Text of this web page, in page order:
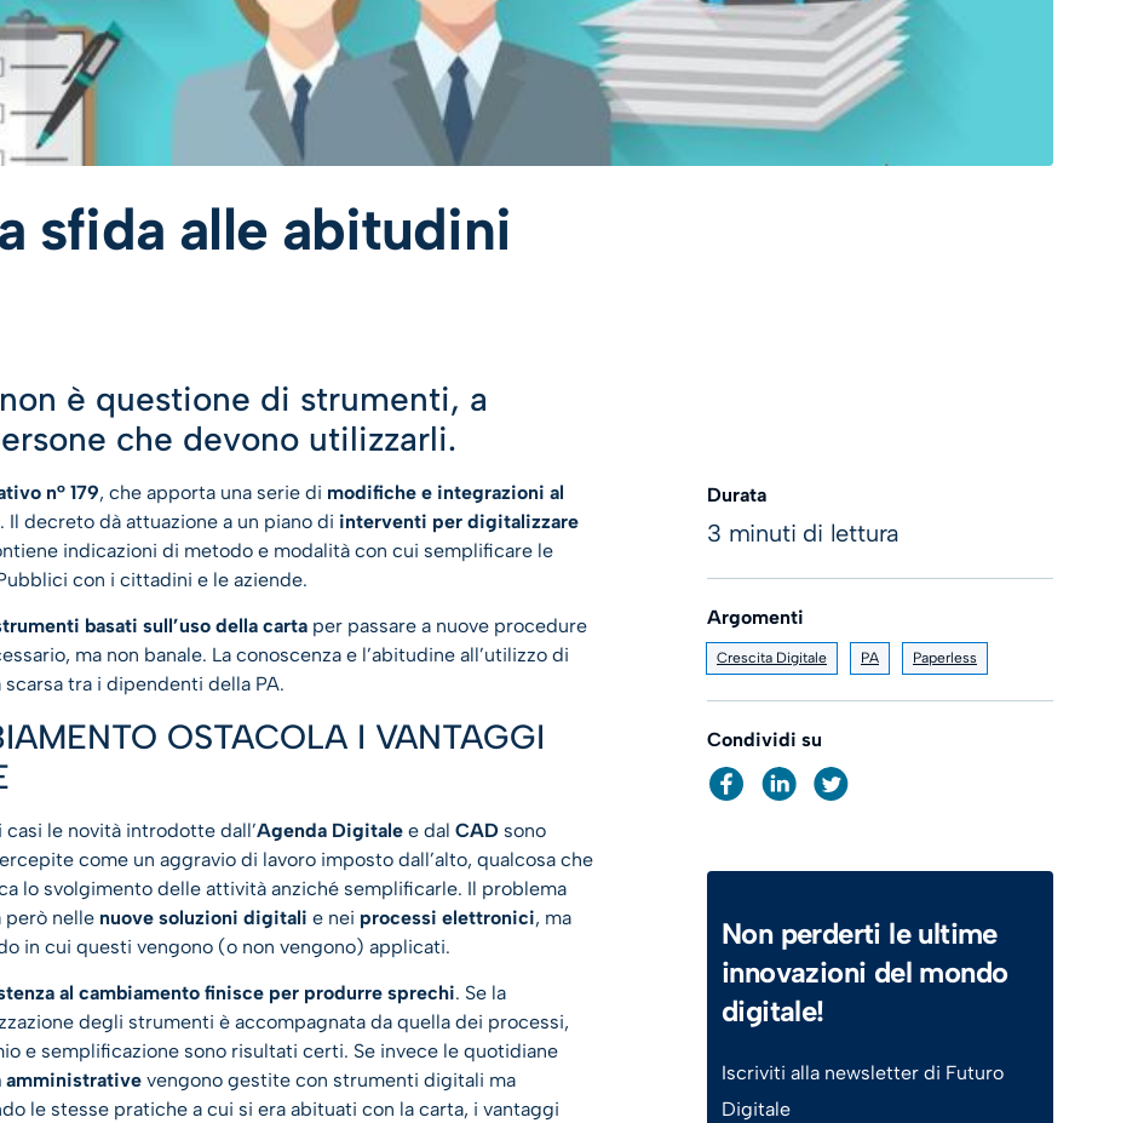
sfida alle abitudini
è questione di strumenti, a
che devono utilizzarli.
n° 179, che apporta una serie di modifiche e integrazioni al
. Il decreto dà attuazione a un piano di interventi per digitalizzare
indicazioni di metodo e modalità con cui semplificare le
con i cittadini e le aziende.
basati sull’uso della carta per passare a nuove procedure
ma non banale. La conoscenza e l’abitudine all’utilizzo di
tra i dipendenti della PA.
OSTACOLA I VANTAGGI
casi le novità introdotte dall’Agenda Digitale e dal CAD sono
come un aggravio di lavoro imposto dall’alto, qualcosa che
lo svolgimento delle attività anziché semplificarle. Il problema
però nelle nuove soluzioni digitali e nei processi elettronici, ma
in cui questi vengono (o non vengono) applicati.
al cambiamento finisce per produrre sprechi. Se la
degli strumenti è accompagnata da quella dei processi,
e semplificazione sono risultati certi. Se invece le quotidiane
vengono gestite con strumenti digitali ma
le stesse pratiche a cui si era abituati con la carta, i vantaggi
Durata
3 minuti di lettura
Argomenti
Crescita Digitale PA Paperless
Condividi su
Non perderti le ultime
innovazioni del mondo
digitale!
Iscriviti alla newsletter di Futuro
Digitale